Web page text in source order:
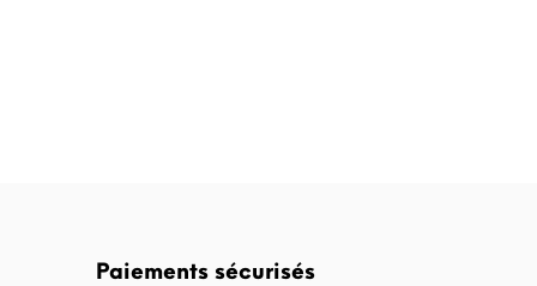
Paiements sécurisés